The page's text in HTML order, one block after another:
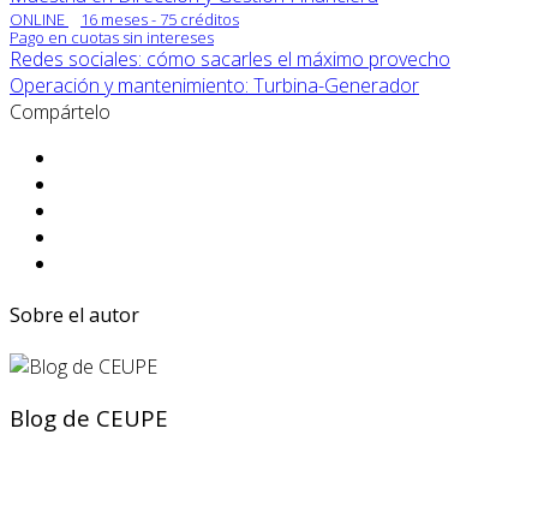
ONLINE
16 meses - 75 créditos
Pago en cuotas sin intereses
Redes sociales: cómo sacarles el máximo provecho
Operación y mantenimiento: Turbina-Generador
Compártelo
Sobre el autor
Blog de CEUPE